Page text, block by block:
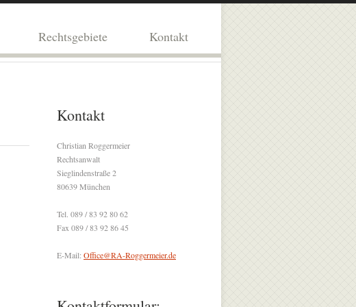
Rechtsgebiete Kontakt
Kontakt
Christian Roggermeier
Rechtsanwalt
Sieglindenstraße 2
80639 München
Tel. 089 / 83 92 80 62
Fax 089 / 83 92 86 45
E-Mail: Office@RA-Roggermeier.de